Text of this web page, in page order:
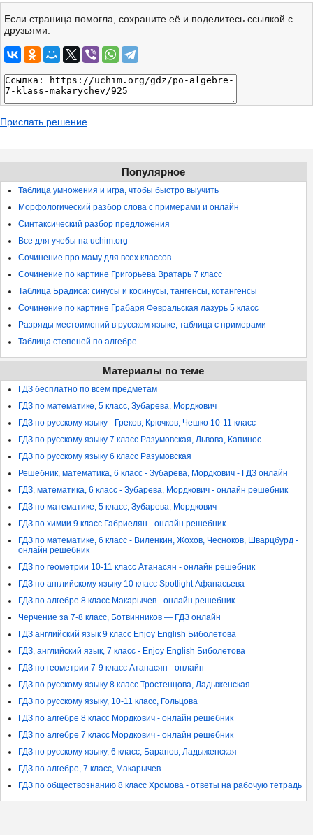
Если страница помогла, сохраните её и поделитесь ссылкой с
друзьями:
Прислать решение
Популярное
Таблица умножения и игра, чтобы быстро выучить
Морфологический разбор слова с примерами и онлайн
Синтаксический разбор предложения
Все для учебы на uchim.org
Сочинение про маму для всех классов
Сочинение по картине Григорьева Вратарь 7 класс
Таблица Брадиса: синусы и косинусы, тангенсы, котангенсы
Сочинение по картине Грабаря Февральская лазурь 5 класс
Разряды местоимений в русском языке, таблица с примерами
Таблица степеней по алгебре
Материалы по теме
ГДЗ бесплатно по всем предметам
ГДЗ по математике, 5 класс, Зубарева, Мордкович
ГДЗ по русскому языку - Греков, Крючков, Чешко 10-11 класс
ГДЗ по русскому языку 7 класс Разумовская, Львова, Капинос
ГДЗ по русскому языку 6 класс Разумовская
Решебник, математика, 6 класс - Зубарева, Мордкович - ГДЗ онлайн
ГДЗ, математика, 6 класс - Зубарева, Мордкович - онлайн решебник
ГДЗ по математике, 5 класс, Зубарева, Мордкович
ГДЗ по химии 9 класс Габриелян - онлайн решебник
ГДЗ по математике, 6 класс - Виленкин, Жохов, Чесноков, Шварцбурд -
онлайн решебник
ГДЗ по геометрии 10-11 класс Атанасян - онлайн решебник
ГДЗ по английскому языку 10 класс Spotlight Афанасьева
ГДЗ по алгебре 8 класс Макарычев - онлайн решебник
Черчение за 7-8 класс, Ботвинников — ГДЗ онлайн
ГДЗ английский язык 9 класс Enjoy English Биболетова
ГДЗ, английский язык, 7 класс - Enjoy English Биболетова
ГДЗ по геометрии 7-9 класс Атанасян - онлайн
ГДЗ по русскому языку 8 класс Тростенцова, Ладыженская
ГДЗ по русскому языку, 10-11 класс, Гольцова
ГДЗ по алгебре 8 класс Мордкович - онлайн решебник
ГДЗ по алгебре 7 класс Мордкович - онлайн решебник
ГДЗ по русскому языку, 6 класс, Баранов, Ладыженская
ГДЗ по алгебре, 7 класс, Макарычев
ГДЗ по обществознанию 8 класс Хромова - ответы на рабочую тетрадь